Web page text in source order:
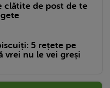
clătite de post de te
5 rețete pe
vrei nu le vei greși